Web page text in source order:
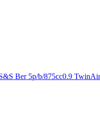
Ber 5p/b/875cc0.9